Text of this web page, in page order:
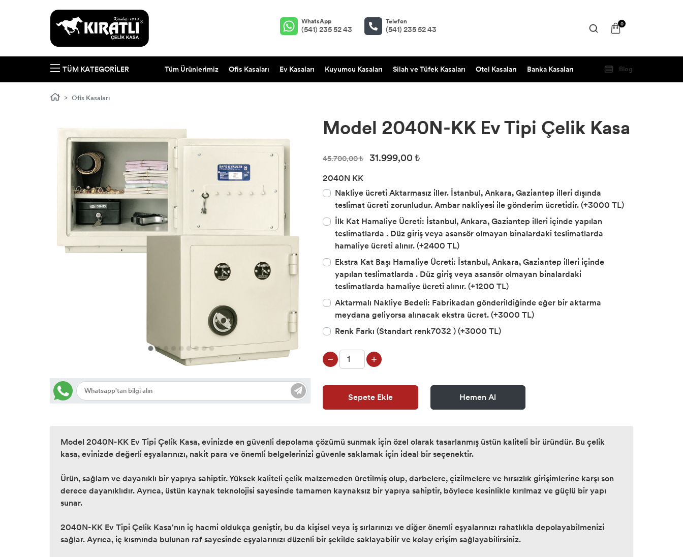
WhatsApp
(541) 235 52 43
Telefon
(541) 235 52 43
0
TÜM KATEGORILER Tüm Ürünlerimiz Ofis Kasaları Ev Kasaları Kuyumcu Kasaları Silah ve Tüfek Kasaları Otel Kasaları Banka Kasaları Blog
Ofis Kasaları
Model 2040N-KK Ev Tipi Çelik Kasa
45.700,00 ₺ 31.999,00 ₺
2040N KK
Nakliye ücreti Aktarmasız iller. İstanbul, Ankara, Gaziantep illeri dışında
teslimat ücreti zorunludur. Ambar nakliyesi ile gönderim ücretidir. (+3000 TL)
İlk Kat Hamaliye Ücreti: İstanbul, Ankara, Gaziantep illeri içinde yapılan
teslimatlarda . Düz giriş veya asansör olmayan binalardaki teslimatlarda
hamaliye ücreti alınır. (+2400 TL)
Ekstra Kat Başı Hamaliye Ücreti: İstanbul, Ankara, Gaziantep illeri içinde
yapılan teslimatlarda . Düz giriş veya asansör olmayan binalardaki
teslimatlarda hamaliye ücreti alınır. (+1200 TL)
Aktarmalı Nakliye Bedeli: Fabrikadan gönderildiğinde eğer bir aktarma
meydana geliyorsa alınacak ekstra ücret. (+3000 TL)
Renk Farkı (Standart renk7032 ) (+3000 TL)
Sepete Ekle Hemen Al
Model 2040N-KK Ev Tipi Çelik Kasa, evinizde en güvenli depolama çözümü sunmak için özel olarak tasarlanmış üstün kaliteli bir üründür. Bu çelik
kasa, evinizde değerli eşyalarınızı, nakit para ve önemli belgelerinizi güvenle saklamak için ideal bir seçenektir.
Ürün, sağlam ve dayanıklı bir yapıya sahiptir. Yüksek kaliteli çelik malzemeden üretilmiş olup, darbelere, çizilmelere ve hırsızlık girişimlerine karşı son
derece dayanıklıdır. Ayrıca, üstün kaynak teknolojisi sayesinde tamamen kaynaksız bir yapıya sahiptir, böylece kesinlikle kırılmaz ve güçlü bir yapı
sunar.
2040N-KK Ev Tipi Çelik Kasa'nın iç hacmi oldukça geniştir, bu da kişisel veya iş sırlarınızı ve diğer önemli eşyalarınızı rahatlıkla depolayabilmenizi
sağlar. Ayrıca, iç kısmında bulunan raf sayesinde eşyalarınızı düzenli bir şekilde saklayabilir ve kolay erişim sağlayabilirsiniz.